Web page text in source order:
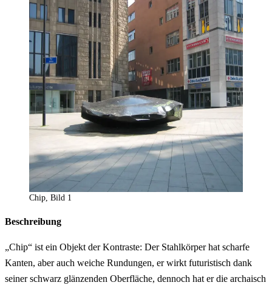
Chip, Bild 1
Beschreibung
„Chip“ ist ein Objekt der Kontraste: Der Stahlkörper hat scharfe
Kanten, aber auch weiche Rundungen, er wirkt futuristisch dank
seiner schwarz glänzenden Oberfläche, dennoch hat er die archaisch